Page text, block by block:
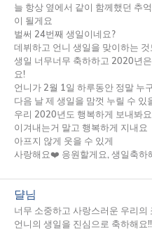
늘 항상 옆에서 같이 함께했던 추
이 될게요
벌써 24번째 생일이네요?
데뷔하고 언니 생일을 맞이하는
생일 너무너무 축하하고 2020년
요!
언니가 2월 1일 하루동안 정말 누
다음 날 제 생일을 맘껏 누릴 수 있
우리 2020년도 행복하게 보내봐요
이겨내는거 말고 행복하게 지내요
아프지 않게 웃을 수 있게
사랑해요❤️ 응원할게요, 생일축하
댤님
너무 소중하고 사랑스러운 우리의
언니의 생일을 진심으로 축하해